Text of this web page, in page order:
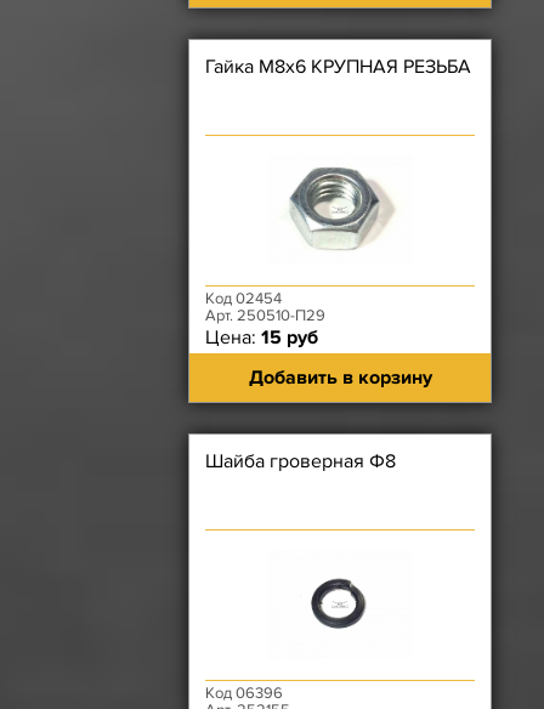
Гайка М8х6 КРУПНАЯ РЕЗЬБА
Код 02454
Арт. 250510-П29
Цена: 15 руб
Добавить в корзину
Шайба гроверная Ф8
Код 06396